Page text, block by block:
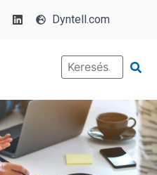
Dyntell.com